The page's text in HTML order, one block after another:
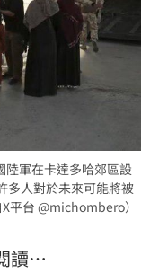
陸軍在卡達多哈郊區設
多人對於未來可能將被
平台 @michombero）
讀…